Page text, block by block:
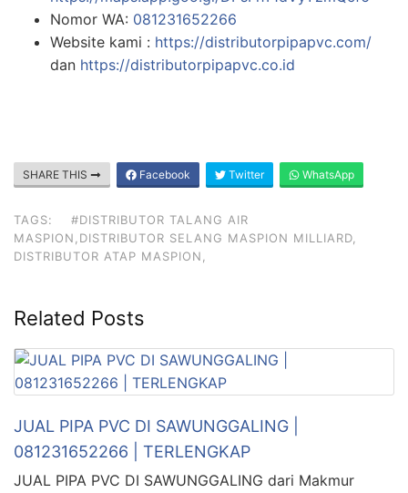
Nomor WA: 081231652266
Website kami : https://distributorpipapvc.com/
dan https://distributorpipapvc.co.id
SHARE THIS Facebook Twitter WhatsApp
TAGS:
#DISTRIBUTOR TALANG AIR
MASPION,DISTRIBUTOR SELANG MASPION MILLIARD,
DISTRIBUTOR ATAP MASPION,
Related Posts
JUAL PIPA PVC DI SAWUNGGALING |
081231652266 | TERLENGKAP
JUAL PIPA PVC DI SAWUNGGALING dari Makmur